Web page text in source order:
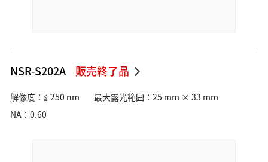
NSR-S202A 販売終了品
解像度：≦ 250 nm
最大露光範囲：25 mm × 33 mm
NA：0.60